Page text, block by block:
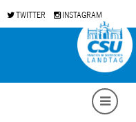
TWITTER INSTAGRAM